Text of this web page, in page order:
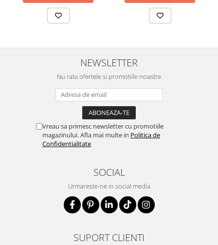
NEWSLETTER
Nu rata ofertele si promotiile noastre
Vreau sa primesc newsletter cu promotiile
magazinului. Afla mai multe in Politica de
Confidentialitate
SOCIAL
Urmareste-ne in social media
SUPORT CLIENTI